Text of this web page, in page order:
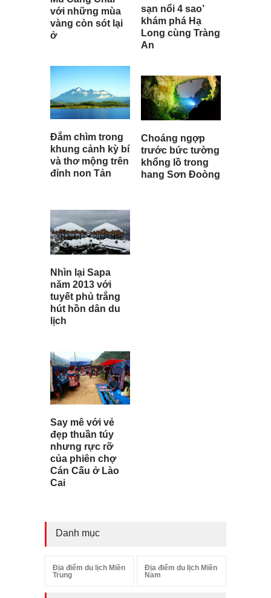
với những mùa
vàng còn sót lại
ở
Đắm chìm trong
khung cảnh kỳ bí
và thơ mộng trên
đỉnh non Tản
sạn nổi 4 sao’
khám phá Hạ
Long cùng Tràng
An
Choáng ngợp
trước bức tường
khổng lồ trong
hang Sơn Đoòng
Nhìn lại Sapa
năm 2013 với
tuyết phủ trắng
hút hồn dân du
lịch
Say mê với vẻ
đẹp thuần túy
nhưng rực rỡ
của phiên chợ
Cán Cấu ở Lào
Cai
Danh mục
Địa điểm du lịch Miền
Trung
Địa điểm du lịch Miền
Nam